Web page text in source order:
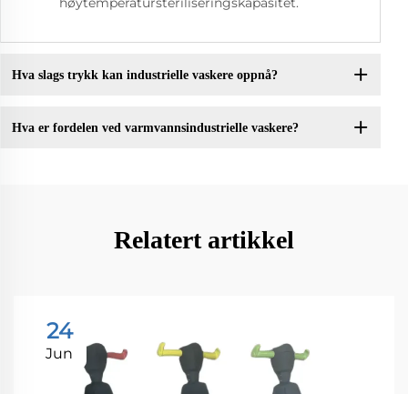
Hva slags trykk kan industrielle vaskere oppnå?
Hva er fordelen ved varmvannsindustrielle vaskere?
Relatert artikkel
24
Jun